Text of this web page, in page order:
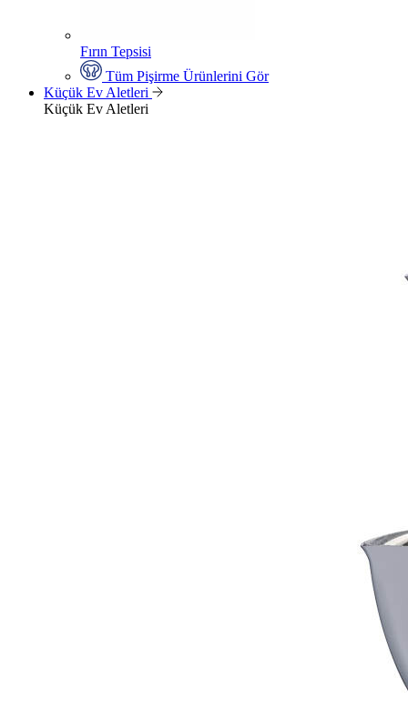
Fırın Tepsisi
Tüm Pişirme Ürünlerini Gör
Küçük Ev Aletleri
Küçük Ev Aletleri